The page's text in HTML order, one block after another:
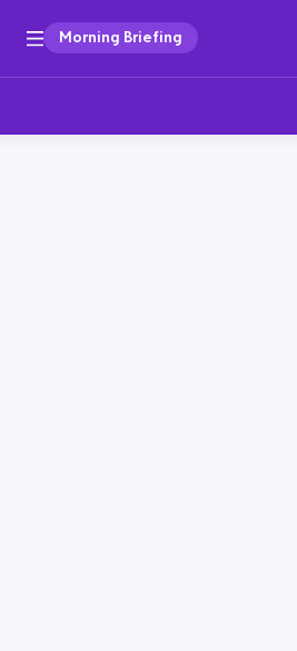
Morning Briefing